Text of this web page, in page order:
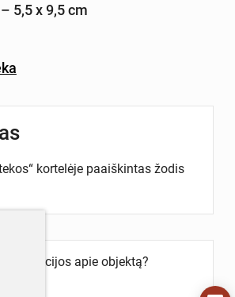
5,5 x 9,5 cm
kortelėje paaiškintas žodis
apie objektą?